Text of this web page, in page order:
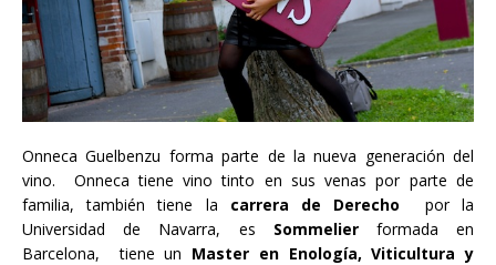
Onneca Guelbenzu forma parte de la nueva generación del
vino. Onneca tiene vino tinto en sus venas por parte de
familia, también tiene la carrera de Derecho
por la
Universidad de Navarra, es Sommelierformada en
Barcelona,
tiene un Master en Enología, Viticultura y